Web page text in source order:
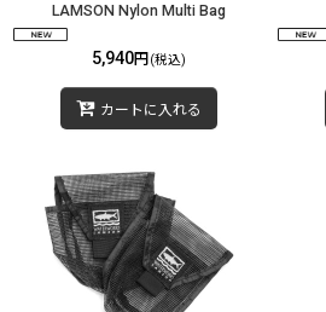
LAMSON Nylon Multi Bag
5,940円 (税込)
カートに入れる